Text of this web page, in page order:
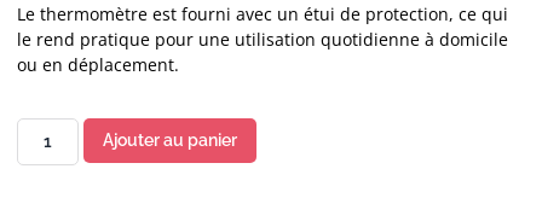
Le thermomètre est fourni avec un étui de protection, ce qui
le rend pratique pour une utilisation quotidienne à domicile
ou en déplacement.
Ajouter au panier